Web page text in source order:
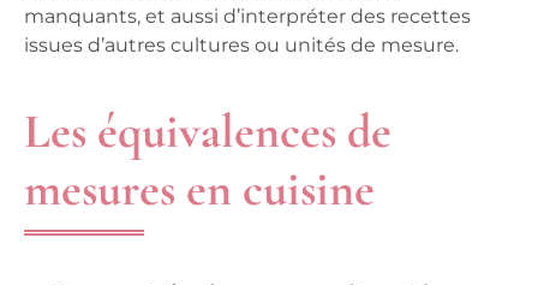
manquants, et aussi d’interpréter des recettes
issues d’autres cultures ou unités de mesure.
Les équivalences de
mesures en cuisine